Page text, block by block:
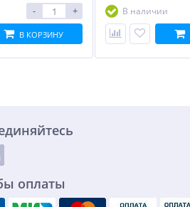
- +
В КОРЗИНУ
В наличии
оплаты